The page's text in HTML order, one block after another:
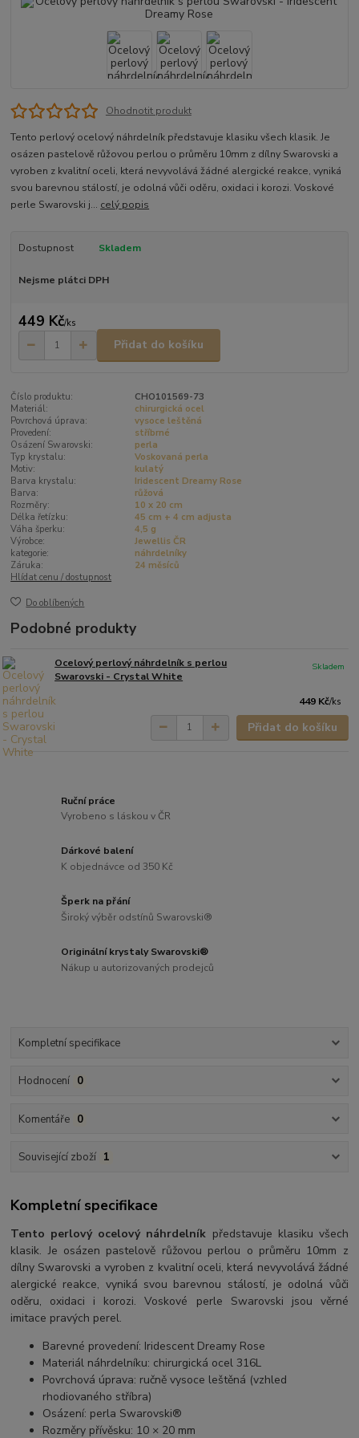
Ohodnotit produkt
Tento perlový ocelový náhrdelník představuje klasiku všech klasik. Je
osázen pastelově růžovou perlou o průměru 10mm z dílny Swarovski a
vyroben z kvalitní oceli, která nevyvolává žádné alergické reakce, vyniká
svou barevnou stálostí, je odolná vůči oděru, oxidaci i korozi. Voskové
perle Swarovski j... celý popis
Dostupnost Skladem
Nejsme plátci DPH
449 Kč/ks
Přidat do košíku
Číslo produktu:
CHO101569-73
Materiál:
chirurgická ocel
Povrchová úprava:
vysoce leštěná
Provedení:
stříbrné
Osázení Swarovski:
perla
Typ krystalu:
Voskovaná perla
Motiv:
kulatý
Barva krystalu:
Iridescent Dreamy Rose
Barva:
růžová
Rozměry:
10 x 20 cm
Délka řetízku:
45 cm + 4 cm adjusta
Váha šperku:
4,5 g
Výrobce:
Jewellis ČR
kategorie:
náhrdelníky
Záruka:
24 měsíců
Hlídat cenu / dostupnost
Do oblíbených
Podobné produkty
Ocelový perlový náhrdelník s perlou
Swarovski - Crystal White
449 Kč/ks
Skladem
Přidat do košíku
Ruční práce
Vyrobeno s láskou v ČR
Dárkové balení
K objednávce od 350 Kč
Šperk na přání
Široký výběr odstínů Swarovski®
Originální krystaly Swarovski®
Nákup u autorizovaných prodejců
Kompletní specifikace
Hodnocení 0
Komentáře 0
Související zboží 1
Kompletní specifikace
Tento perlový ocelový náhrdelník představuje klasiku všech
klasik. Je osázen pastelově růžovou perlou o průměru 10mm z
dílny Swarovski a vyroben z kvalitní oceli, která nevyvolává žádné
alergické reakce, vyniká svou barevnou stálostí, je odolná vůči
oděru, oxidaci i korozi. Voskové perle Swarovski jsou věrné
imitace pravých perel.
Barevné provedení: Iridescent Dreamy Rose
Materiál náhrdelníku: chirurgická ocel 316L
Povrchová úprava: ručně vysoce leštěná (vzhled
rhodiovaného stříbra)
Osázení: perla Swarovski®
Rozměry přívěsku: 10 × 20 mm